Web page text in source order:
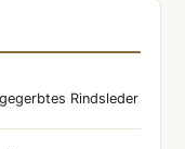
Rindsleder